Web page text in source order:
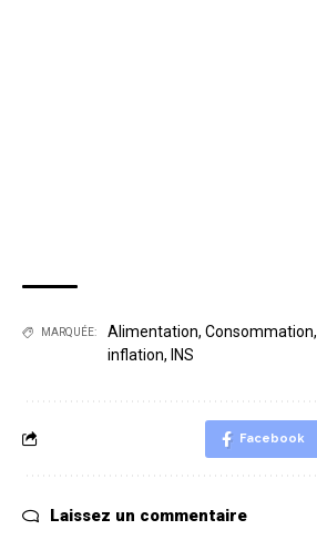
MARQUÉE: Alimentation, Consommation,
inflation, INS
Facebook
Laissez un commentaire